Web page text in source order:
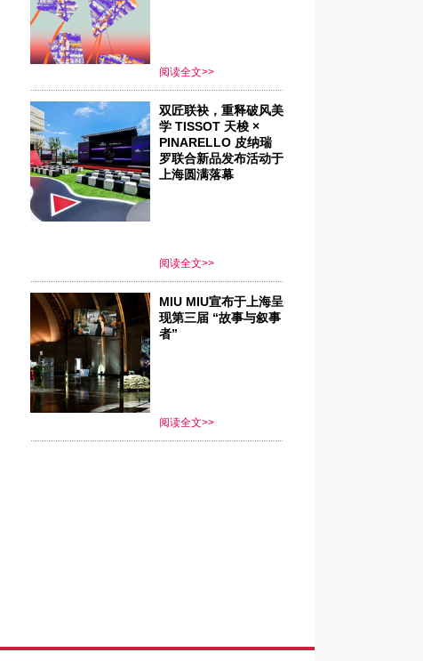
阅读全文>>
双匠联袂，重释破风美
学 TISSOT 天梭 ×
PINARELLO 皮纳瑞
罗联合新品发布活动于
上海圆满落幕
阅读全文>>
MIU MIU宣布于上海呈
现第三届 “故事与叙事
者”
阅读全文>>